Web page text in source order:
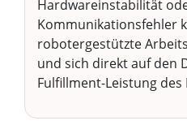
Hardwareinstabilität
Kommunikationsfehler
robotergestützte
und sich direkt auf den
Fulfillment-Leistung des